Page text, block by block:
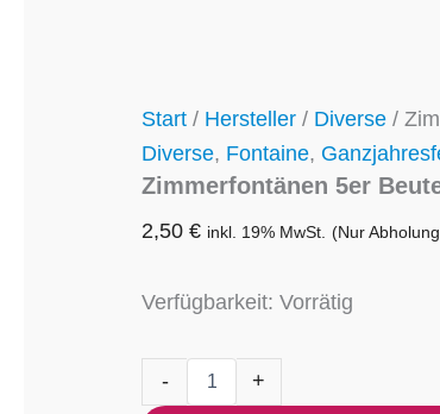
Start / Hersteller / Diverse /
Diverse, Fontaine,
Zimmerfontänen 5er
2,50 € inkl. 19% MwSt. (Nur
Verfügbarkeit: Vorrätig
- +